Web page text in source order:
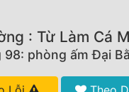
: Từ Làm Cá
98: phòng ấm Đại